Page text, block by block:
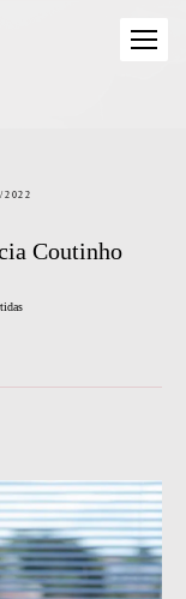
2022
Coutinho